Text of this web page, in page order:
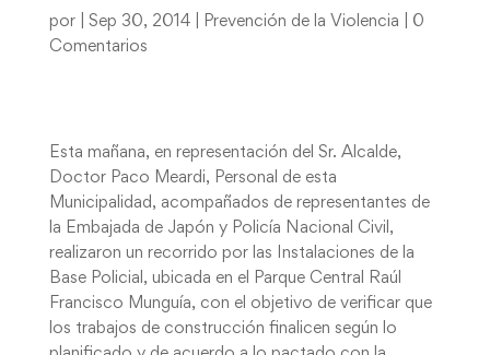
por Sep 30, 2014| Prevención de la Violencia
0
Comentarios
Esta mañana, en representación del Sr. Alcalde,
Doctor Paco Meardi, Personal de esta
Municipalidad, acompañados de representantes de
la Embajada de Japón y Policía Nacional Civil,
realizaron un recorrido por las Instalaciones de la
Base Policial, ubicada en el Parque Central Raúl
Francisco Munguía, con el objetivo de verificar que
los trabajos de construcción finalicen según lo